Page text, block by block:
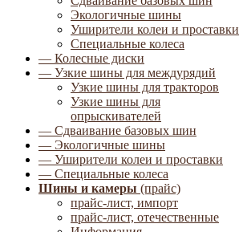
Экологичные шины
Уширители колеи и проставки
Специальные колеса
— Колесные диски
— Узкие шины для междурядий
Узкие шины для тракторов
Узкие шины для
опрыскивателей
— Сдваивание базовых шин
— Экологичные шины
— Уширители колеи и проставки
— Специальные колеса
Шины и камеры (прайс)
прайс-лист, импорт
прайс-лист, отечественные